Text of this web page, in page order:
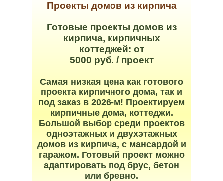
Проекты домов из кирпича
Готовые проекты домов из
кирпича, кирпичных
коттеджей: от
5000 руб. / проект
Самая низкая цена как готового
проекта кирпичного дома, так и
под заказ в 2026-м! Проектируем
кирпичные дома, коттеджи.
Большой выбор среди проектов
одноэтажных и двухэтажных
домов из кирпича, с мансардой и
гаражом. Готовый проект можно
адаптировать под брус, бетон
или бревно.